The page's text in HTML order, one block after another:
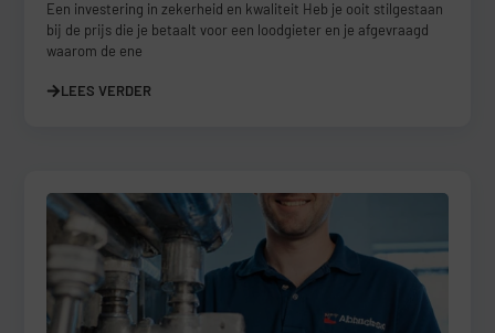
Een investering in zekerheid en kwaliteit Heb je ooit stilgestaan
bij de prijs die je betaalt voor een loodgieter en je afgevraagd
waarom de ene
LEES VERDER